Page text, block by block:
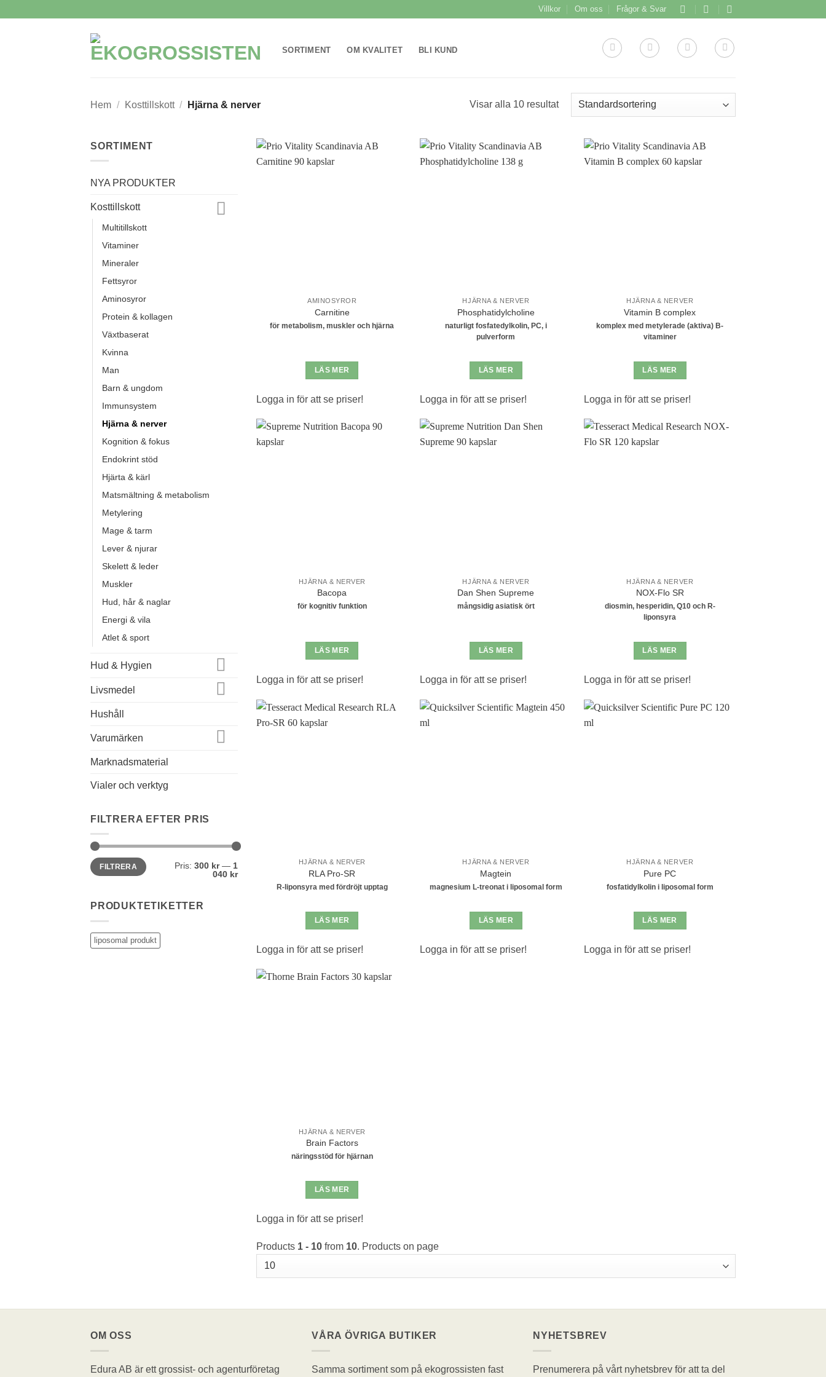
Villkor Om oss Frågor & Svar
SORTIMENT OM KVALITET BLI KUND
Hem / Kosttillskott / Hjärna & nerver Visar alla 10 resultat
SORTIMENT
NYA PRODUKTER
Kosttillskott
Multitillskott
Vitaminer
Mineraler
Fettsyror
Aminosyror
Protein & kollagen
Växtbaserat
Kvinna
Man
Barn & ungdom
Immunsystem
Hjärna & nerver
Kognition & fokus
Endokrint stöd
Hjärta & kärl
Matsmältning & metabolism
Metylering
Mage & tarm
Lever & njurar
Skelett & leder
Muskler
Hud, hår & naglar
Energi & vila
Atlet & sport
Hud & Hygien
Livsmedel
Hushåll
Varumärken
Marknadsmaterial
Vialer och verktyg
FILTRERA EFTER PRIS
Min
pris
Max
prisFILTRERA Pris: 300 kr— 1
040 kr
PRODUKTETIKETTER
liposomal produkt
AMINOSYROR
Carnitine
för metabolism, muskler och hjärna
LÄS MER
Logga in för att se priser!
HJÄRNA & NERVER
Phosphatidylcholine
naturligt fosfatedylkolin, PC, i
pulverform
LÄS MER
Logga in för att se priser!
HJÄRNA & NERVER
Vitamin B complex
komplex med metylerade (aktiva) B-
vitaminer
LÄS MER
Logga in för att se priser!
HJÄRNA & NERVER
Bacopa
för kognitiv funktion
LÄS MER
Logga in för att se priser!
HJÄRNA & NERVER
Dan Shen Supreme
mångsidig asiatisk ört
LÄS MER
Logga in för att se priser!
HJÄRNA & NERVER
NOX-Flo SR
diosmin, hesperidin, Q10 och R-
liponsyra
LÄS MER
Logga in för att se priser!
HJÄRNA & NERVER
RLA Pro-SR
R-liponsyra med fördröjt upptag
LÄS MER
Logga in för att se priser!
HJÄRNA & NERVER
Magtein
magnesium L-treonat i liposomal form
LÄS MER
Logga in för att se priser!
HJÄRNA & NERVER
Pure PC
fosfatidylkolin i liposomal form
LÄS MER
Logga in för att se priser!
HJÄRNA & NERVER
Brain Factors
näringsstöd för hjärnan
LÄS MER
Logga in för att se priser!
Products 1 - 10 from 10. Products on page
OM OSS
Edura AB är ett grossist- och agenturföretag
VÅRA ÖVRIGA BUTIKER
Samma sortiment som på ekogrossisten fast
NYHETSBREV
Prenumerera på vårt nyhetsbrev för att ta del